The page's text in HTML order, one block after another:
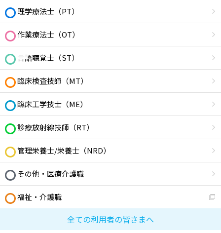
理学療法士（PT）
作業療法士（OT）
言語聴覚士（ST）
臨床検査技師（MT）
臨床工学技士（ME）
診療放射線技師（RT）
管理栄養士/栄養士（NRD）
その他・医療介護職
福祉・介護職
全ての利用者の皆さまへ